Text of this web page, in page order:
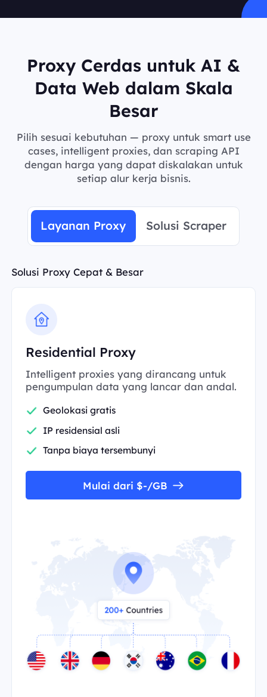
Proxy Cerdas untuk AI &
Data Web dalam Skala
Besar
Pilih sesuai kebutuhan — proxy untuk smart use
cases, intelligent proxies, dan scraping API
dengan harga yang dapat diskalakan untuk
setiap alur kerja bisnis.
Layanan Proxy Solusi Scraper
Solusi Proxy Cepat & Besar
Residential Proxy
Intelligent proxies yang dirancang untuk
pengumpulan data yang lancar dan andal.
Geolokasi gratis
IP residensial asli
Tanpa biaya tersembunyi
Mulai dari $-/GB